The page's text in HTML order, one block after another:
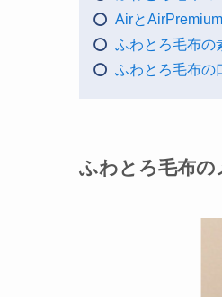
Airと
ふわとろ毛布の
ふわとろ毛布の
ふわとろ毛布の